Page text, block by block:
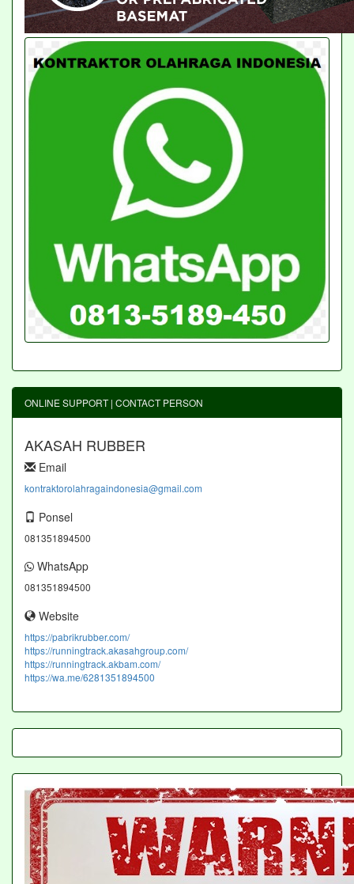
ONLINE SUPPORT | CONTACT PERSON
AKASAH RUBBER
Email
kontraktorolahragaindonesia@gmail.com
Ponsel
081351894500
WhatsApp
081351894500
Website
https://pabrikrubber.com/
https://runningtrack.akasahgroup.com/
https://runningtrack.akbam.com/
https://wa.me/6281351894500